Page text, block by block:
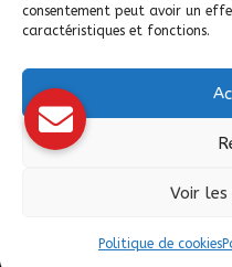
consentement peut avoir un
caractéristiques et fonctions.
Voir
Politique de cookies
© 2026 Fédération Française
Tous